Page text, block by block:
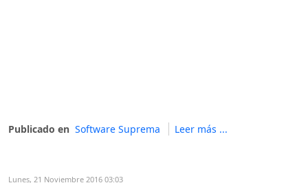
Publicado en Software Suprema Leer más ...
Lunes, 21 Noviembre 2016 03:03